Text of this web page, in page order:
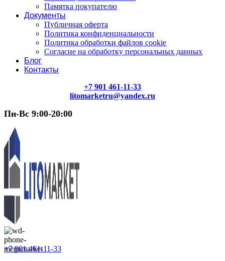
Памятка покупателю
Документы
Публичная оферта
Политика конфиденциальности
Политика обработки файлов cookie
Согласие на обработку персональных данных
Блог
Контакты
+7 901 461-11-33
litomarketru@yandex.ru
Пн-Вс 9:00-20:00
+7 901 461-11-33